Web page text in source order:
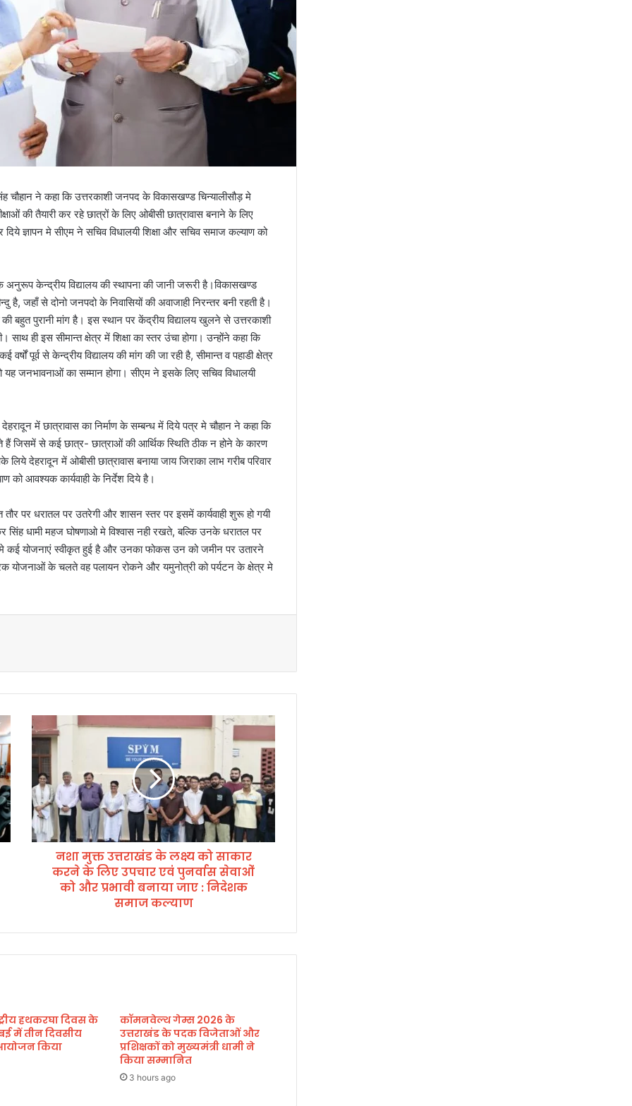
चौहान ने कहा कि उत्तरकाशी जनपद के विकासखण्ड चिन्यालीसौड़ मे
की तैयारी कर रहे छात्रों के लिए ओबीसी छात्रावास बनाने के लिए
ज्ञापन मे सीएम ने सचिव विधालयी शिक्षा और सचिव समाज कल्याण को
अनुरूप केन्द्रीय विद्यालय की स्थापना की जानी जरूरी है।विकासखण्ड
जहाँ से दोनो जनपदो के निवासियों की अवाजाही निरन्तर बनी रहती है।
बहुत पुरानी मांग है। इस स्थान पर केंद्रीय विद्यालय खुलने से उत्तरकाशी
साथ ही इस सीमान्त क्षेत्र में शिक्षा का स्तर उंचा होगा। उन्होंने कहा कि
पूर्व से केन्द्रीय विद्यालय की मांग की जा रही है, सीमान्त व पहाडी क्षेत्र
यह जनभावनाओं का सम्मान होगा। सीएम ने इसके लिए सचिव विधालयी
में छात्रावास का निर्माण के सम्बन्ध में दिये पत्र मे चौहान ने कहा कि
हैं जिसमें से कई छात्र- छात्राओं की आर्थिक स्थिति ठीक न होने के कारण
देहरादून में ओबीसी छात्रावास बनाया जाय जिराका लाभ गरीब परिवार
को आवश्यक कार्यवाही के निर्देश दिये है।
तौर पर धरातल पर उतरेगी और शासन स्तर पर इसमें कार्यवाही शुरू हो गयी
सिंह धामी महज घोषणाओ मे विश्वास नही रखते, बल्कि उनके धरातल पर
कई योजनाएं स्वीकृत हुई है और उनका फोकस उन को जमीन पर उतारने
योजनाओं के चलते वह पलायन रोकने और यमुनोत्री को पर्यटन के क्षेत्र मे
न
शा
मु
क्त
त्त
रा
खं
ड
क
लि
ए
उ
नशा मुक्त उत्तराखंड के लक्ष्य को साकार
करने के लिए उपचार एवं पुनर्वास सेवाओं
को और प्रभावी बनाया जाए : निदेशक
समाज कल्याण
हथकरघा दिवस के
में तीन दिवसीय
आयोजन किया
कॉमनवेल्थ गेम्स 2026 के
उत्तराखंड के पदक विजेताओं और
प्रशिक्षकों को मुख्यमंत्री धामी ने
किया सम्मानित
3 hours ago